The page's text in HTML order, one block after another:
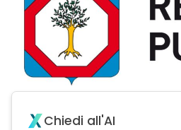
Chiedi all'AI